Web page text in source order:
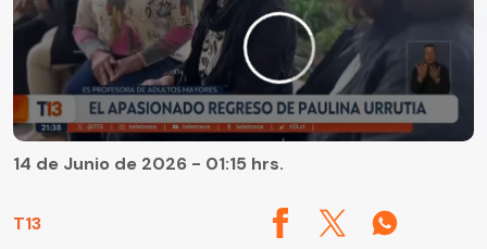
T13
14 de Junio de 2026 - 01:15 hrs.